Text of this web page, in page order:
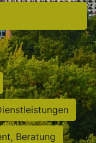
Beratung